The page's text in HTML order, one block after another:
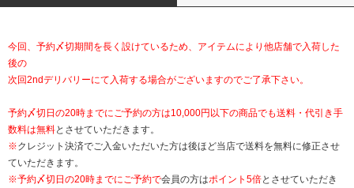
今回、予約〆切期間を長く設けているため、アイテムにより他店舗で入荷した
後の
次回2ndデリバリーにて入荷する場合がございますのでご了承下さい。
予約〆切日の20時までにご予約の方は10,000円以下の商品でも送料・代引き手
数料は無料とさせていただきます。
※クレジット決済でご入金いただいた方は後ほど当店で送料を無料に修正させ
ていただきます。
※予約〆切日の20時までにご予約で会員の方はポイント5倍とさせていただき